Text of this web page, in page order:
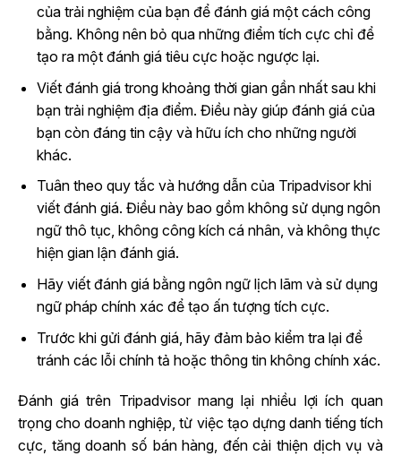
của trải nghiệm của bạn để đánh giá một cách công
bằng. Không nên bỏ qua những điểm tích cực chỉ để
tạo ra một đánh giá tiêu cực hoặc ngược lại.
Viết đánh giá trong khoảng thời gian gần nhất sau khi
bạn trải nghiệm địa điểm. Điều này giúp đánh giá của
bạn còn đáng tin cậy và hữu ích cho những người
khác.
Tuân theo quy tắc và hướng dẫn của Tripadvisor khi
viết đánh giá. Điều này bao gồm không sử dụng ngôn
ngữ thô tục, không công kích cá nhân, và không thực
hiện gian lận đánh giá.
Hãy viết đánh giá bằng ngôn ngữ lịch lãm và sử dụng
ngữ pháp chính xác để tạo ấn tượng tích cực.
Trước khi gửi đánh giá, hãy đảm bảo kiểm tra lại để
tránh các lỗi chính tả hoặc thông tin không chính xác.
Đánh giá trên Tripadvisor mang lại nhiều lợi ích quan
trọng cho doanh nghiệp, từ việc tạo dựng danh tiếng tích
cực, tăng doanh số bán hàng, đến cải thiện dịch vụ và